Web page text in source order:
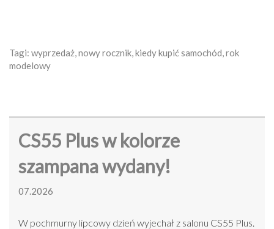
Tagi: wyprzedaż, nowy rocznik, kiedy kupić samochód, rok
modelowy
CS55 Plus w kolorze
szampana wydany!
07.2026
W pochmurny lipcowy dzień wyjechał z salonu CS55 Plus.